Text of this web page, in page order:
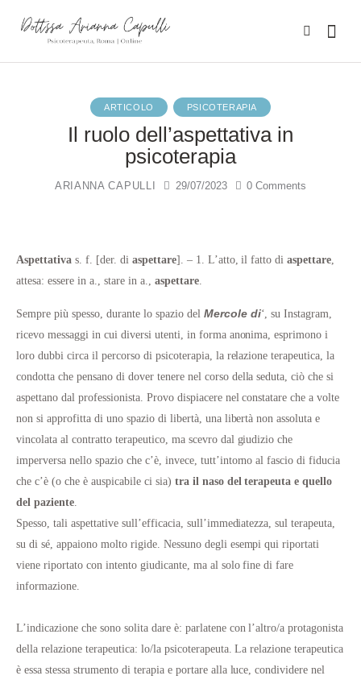
ARTICOLO PSICOTERAPIA
Il ruolo dell’aspettativa in
psicoterapia
ARIANNA CAPULLI 29/07/2023 0 Comments
Aspettativas. f. [der. di aspettare]. – 1. L’atto, il fatto diaspettare,
attesa: essere in a., stare in a., aspettare.
Sempre più spesso, durante lo spazio del Mercole di‘, su Instagram,
ricevo messaggi in cui diversi utenti, in forma anonima, esprimono i
loro dubbi circa il percorso di psicoterapia, la relazione terapeutica, la
condotta che pensano di dover tenere nel corso della seduta, ciò che si
aspettano dal professionista. Provo dispiacere nel constatare che a volte
non si approfitta di uno spazio di libertà, una libertà non assoluta e
vincolata al contratto terapeutico, ma scevro dal giudizio che
imperversa nello spazio che c’è, invece, tutt’intorno al fascio di fiducia
che c’è (o che è auspicabile ci sia) tra il naso del terapeuta e quello
del paziente.
Spesso, tali aspettative sull’efficacia, sull’immediatezza, sul terapeuta,
su di sé, appaiono molto rigide. Nessuno degli esempi qui riportati
viene riportato con intento giudicante, ma al solo fine di fare
informazione.
L’indicazione che sono solita dare è: parlatene con l’altro/a protagonista
della relazione terapeutica: lo/la psicoterapeuta. La relazione terapeutica
è essa stessa strumento di terapia e portare alla luce, condividere nel